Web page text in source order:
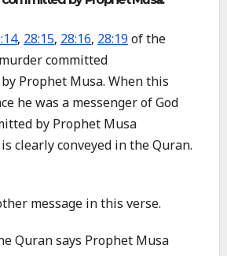
, 28:15, 28:16, 28:19 of the
committed
Prophet Musa. When this
he was a messenger of God
by Prophet Musa
clearly conveyed in the Quran.
message in this verse.
Quran says Prophet Musa